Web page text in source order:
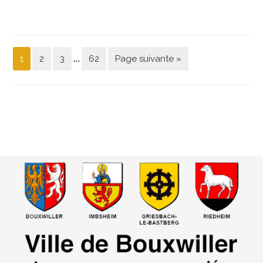
1 2 3 … 62 Page suivante »